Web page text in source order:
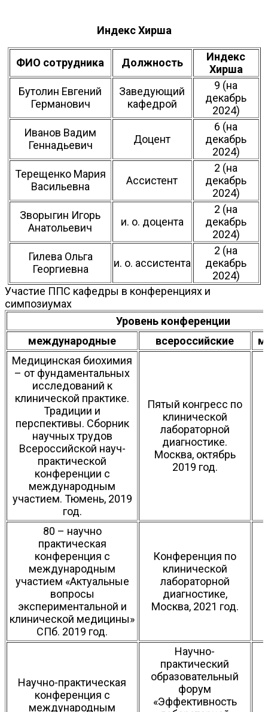
Индекс Хирша
ФИО сотрудника Должность
Индекс
Хирша
Бутолин Евгений
Германович
Заведующий
кафедрой
9 (на
декабрь
2024)
Иванов Вадим
Геннадьевич
Доцент
6 (на
декабрь
2024)
Терещенко Мария
Васильевна
Ассистент
2 (на
декабрь
2024)
Зворыгин Игорь
Анатольевич
и. о. доцента
2 (на
декабрь
2024)
Гилева Ольга
Георгиевна
и. о. ассистента
2 (на
декабрь
2024)
Участие ППС кафедры в конференциях и
симпозиумах
Уровень конференции
международные
всероссийские
Медицинская биохимия
– от фундаментальных
исследований к
клинической практике.
Традиции и
перспективы. Сборник
научных трудов
Всероссийской науч-
практической
конференции с
международным
участием. Тюмень, 2019
год.
Пятый конгресс по
клинической
лабораторной
диагностике.
Москва, октябрь
2019 год.
80 – научно
практическая
конференция с
международным
участием «Актуальные
вопросы
экспериментальной и
клинической медицины»
СПб. 2019 год.
Конференция по
клинической
лабораторной
диагностике,
Москва, 2021 год.
Научно-практическая
конференция с
международным
Научно-
практический
образовательный
форум
«Эффективность